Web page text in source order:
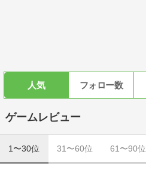
人気 フォロー数
ゲームレビュー
1〜30位 31〜60位 61〜90位